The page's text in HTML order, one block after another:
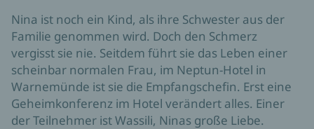
Nina ist noch ein Kind, als ihre Schwester aus der
Familie genommen wird. Doch den Schmerz
vergisst sie nie. Seitdem führt sie das Leben einer
scheinbar normalen Frau, im Neptun-Hotel in
Warnemünde ist sie die Empfangschefin. Erst eine
Geheimkonferenz im Hotel verändert alles. Einer
der Teilnehmer ist Wassili, Ninas große Liebe.